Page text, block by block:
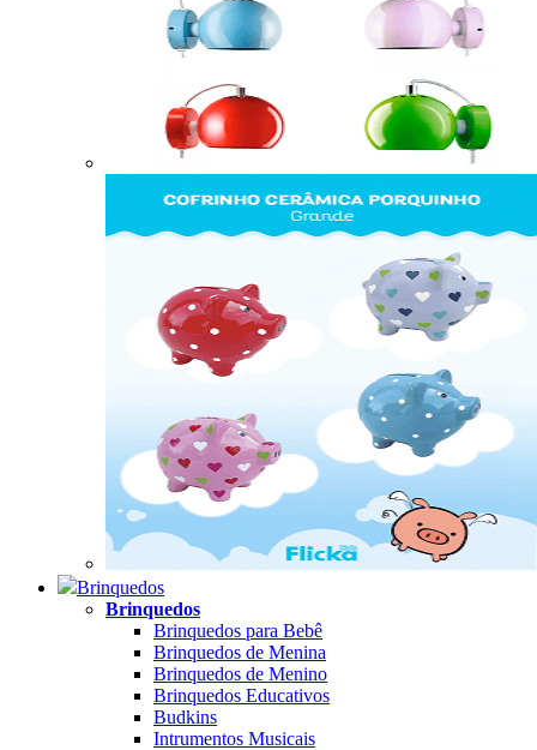
Brinquedos
Brinquedos
Brinquedos para Bebê
Brinquedos de Menina
Brinquedos de Menino
Brinquedos Educativos
Budkins
Intrumentos Musicais